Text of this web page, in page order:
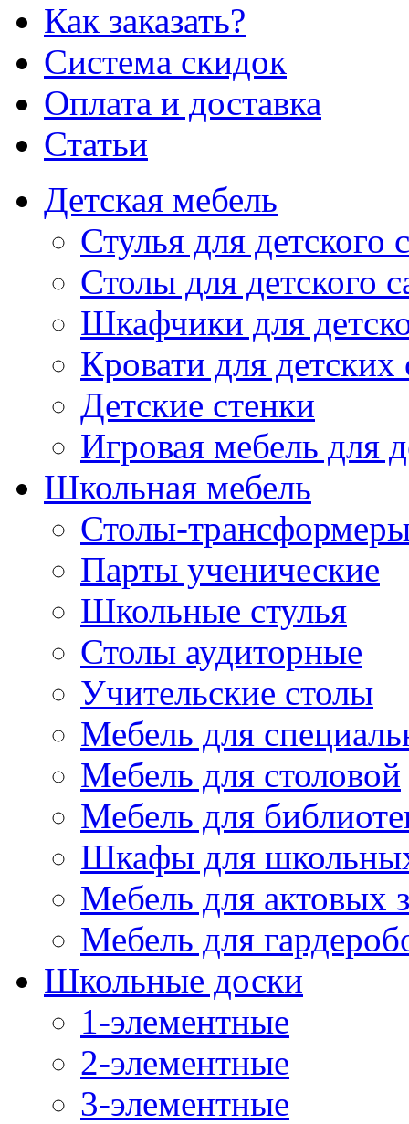
Как заказать?
Система скидок
Оплата и доставка
Статьи
Детская мебель
Стулья для детского
Столы для детского
Шкафчики для
Кровати для детских
Детские стенки
Игровая мебель для
Школьная мебель
Столы-
Парты ученические
Школьные стулья
Столы аудиторные
Учительские столы
Мебель для
Мебель для столовой
Мебель для
Шкафы для
Мебель для актовых
Мебель для
Школьные доски
1-элементные
2-элементные
3-элементные